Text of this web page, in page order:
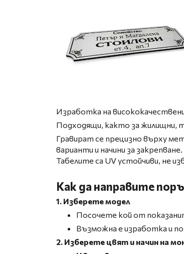
Изработка на
Подходящи, както за жилищни,
Гравират се прецизно върху
варианти и начини за закрепване.
Табелите са UV устойчиви, не
Как да направите
1. Изберете модел
Посочете кой от
Възможна е изработка и по
2. Изберете цвят и начин на